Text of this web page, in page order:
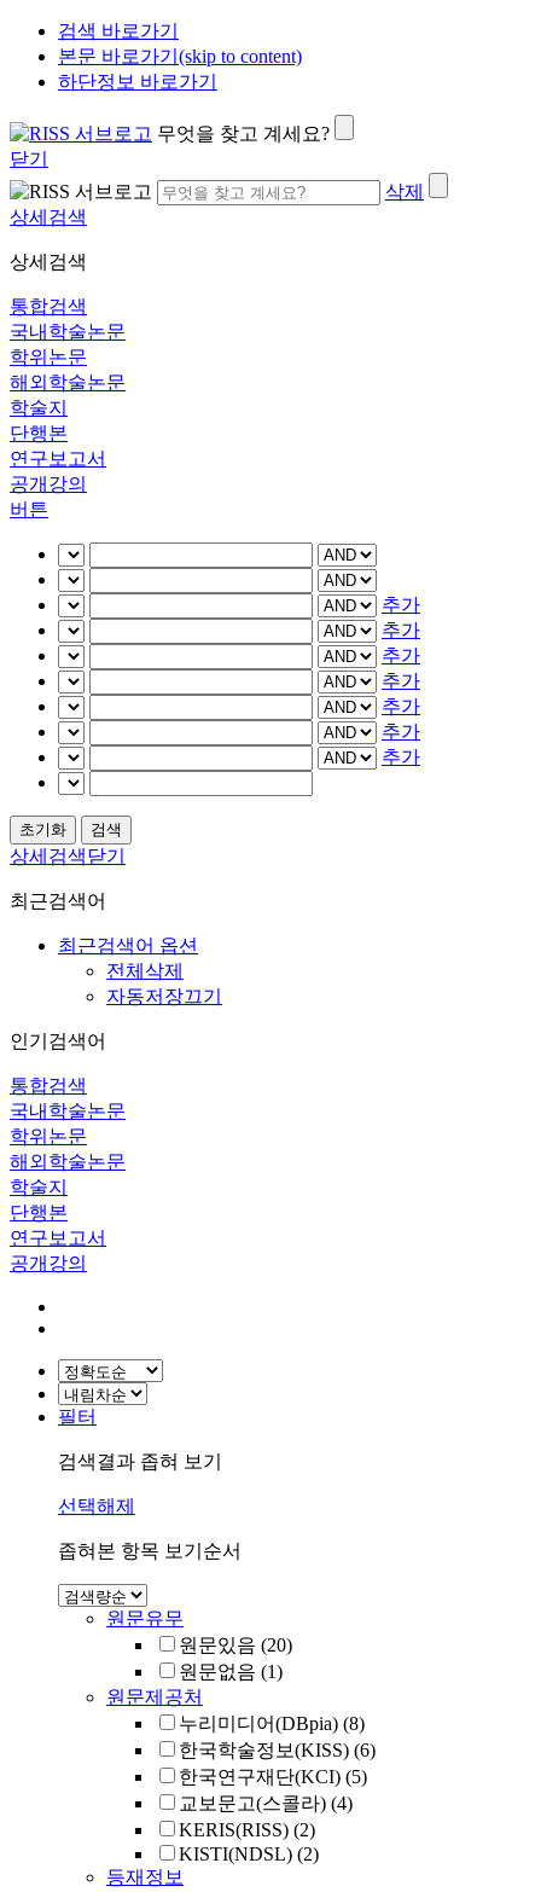
검색 바로가기
본문 바로가기(skip to content)
하단정보 바로가기
무엇을 찾고 계세요?
닫기
삭제
상세검색
상세검색
통합검색
국내학술논문
학위논문
해외학술논문
학술지
단행본
연구보고서
공개강의
버튼
추가
추가
추가
추가
추가
추가
추가
상세검색닫기
최근검색어
최근검색어 옵션
전체삭제
자동저장끄기
인기검색어
통합검색
국내학술논문
학위논문
해외학술논문
학술지
단행본
연구보고서
공개강의
필터
검색결과 좁혀 보기
선택해제
좁혀본 항목 보기순서
원문유무
원문있음 (20)
원문없음 (1)
원문제공처
누리미디어(DBpia) (8)
한국학술정보(KISS) (6)
한국연구재단(KCI) (5)
교보문고(스콜라) (4)
KERIS(RISS) (2)
KISTI(NDSL) (2)
등재정보